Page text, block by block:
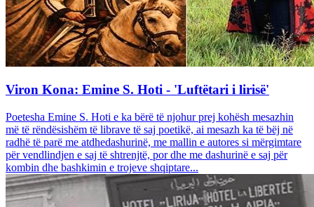
Viron Kona: Emine S. Hoti - 'Luftëtari i lirisë'
Poetesha Emine S. Hoti e ka bërë të njohur prej kohësh mesazhin
më të rëndësishëm të librave të saj poetikë, ai mesazh ka të bëj në
radhë të parë me atdhedashurinë, me mallin e autores si mërgimtare
për vendlindjen e saj të shtrenjtë, por dhe me dashurinë e saj për
kombin dhe bashkimin e trojeve shqiptare...